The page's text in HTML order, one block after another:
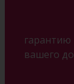
гарантию
вашего